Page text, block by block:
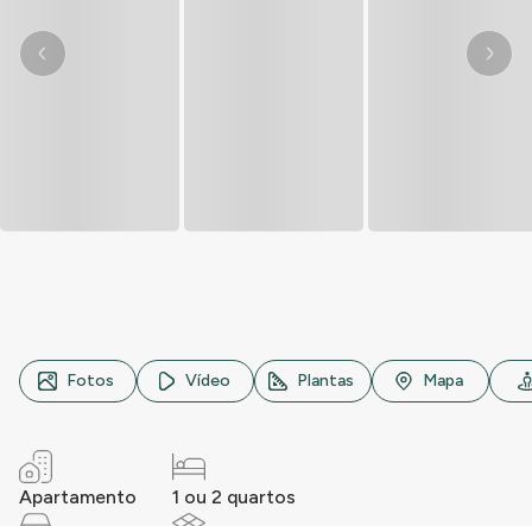
Rua ..., n° 000, ..., ...
Fotos Vídeo Plantas Mapa
Apartamento 1 ou 2 quartos